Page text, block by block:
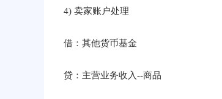
4) 卖家账户处理
借：其他货币基金
贷：主营业务收入--商品